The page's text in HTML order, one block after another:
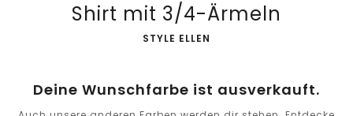
Shirt mit 3/4-Ärmeln
-
STYLE ELLEN
Deine Wunschfarbe ist ausverkauft.